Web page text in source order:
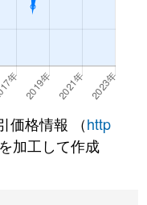
価格情報 （http
加工して作成